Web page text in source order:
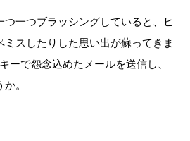
つ一つブラッシングしていると、ヒ
スしたりした思い出が蘇ってきま
ーで怨念込めたメールを送信し、
。